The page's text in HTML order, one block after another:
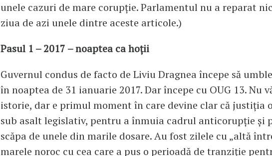
unele cazuri de mare corupție. Parlamentul nu a reparat
ziua de azi unele dintre aceste articole.)
Pasul 1 – 2017 – noaptea ca hoții
Guvernul condus de facto de Liviu Dragnea începe să
în noaptea de 31 ianuarie 2017. Dar începe cu OUG 13. Nu
istorie, dar e primul moment în care devine clar că justiția
sub asalt legislativ, pentru a înmuia cadrul anticorupție și
scăpa de unele din marile dosare. Au fost zilele cu „altă
marele noroc cu cea care a pus o perioadă de tranziție